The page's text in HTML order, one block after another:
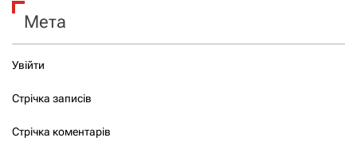
Мета
Увійти
Стрічка записів
Стрічка коментарів